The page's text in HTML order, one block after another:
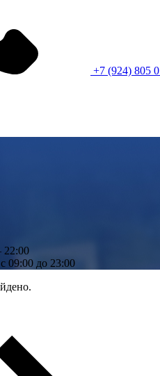
+7 (924) 805
с 09:00 до 23:00